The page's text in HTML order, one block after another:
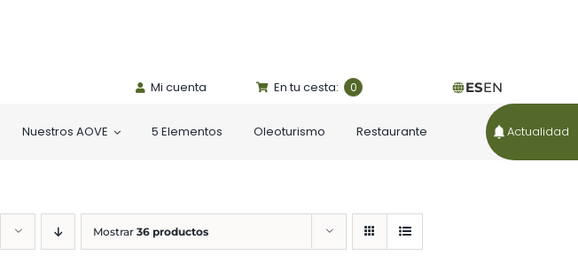
Mi cuenta En tu cesta: 0 ESEN
Nuestros AOVE 5 Elementos Oleoturismo Restaurante Actualidad
Mostrar 36 productos